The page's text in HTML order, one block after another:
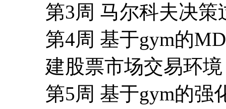
第3周 马尔科夫决策
第4周 基于gym的
建股票市场交易环境
第5周 基于gym的强